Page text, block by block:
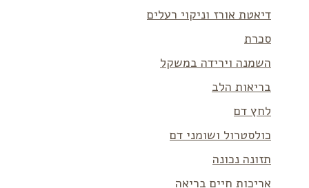
דיאטת אורז וניקוי רעלים
סכרת
השמנה וירידה במשקל
בריאות הלב
לחץ דם
כולסטרול ושומני דם
תזונה נכונה
אריכות חיים בריאה